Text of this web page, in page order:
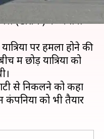
आशंका को देखते हुए
बल (CRPF) के जवानों
पर हमला होने की
में छोड़ यात्रियों को
से निकलने को कहा
को भी तैयार